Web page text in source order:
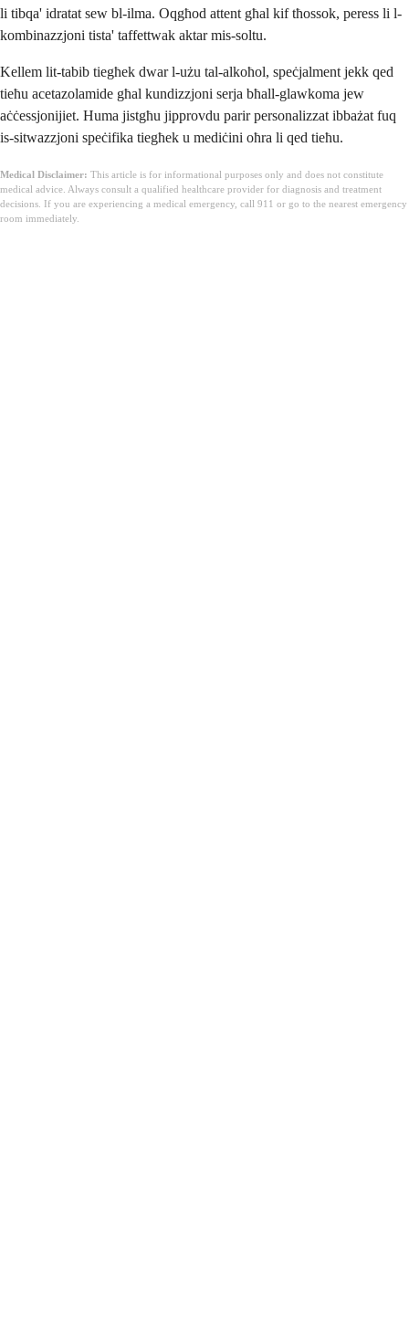
li tibqa' idratat sew bl-ilma. Oqgħod attent għal kif tħossok, peress li l-
kombinazzjoni tista' taffettwak aktar mis-soltu.
Kellem lit-tabib tiegħek dwar l-użu tal-alkoħol, speċjalment jekk qed
tieħu acetazolamide għal kundizzjoni serja bħall-glawkoma jew
aċċessjonijiet. Huma jistgħu jipprovdu parir personalizzat ibbażat fuq
is-sitwazzjoni speċifika tiegħek u mediċini oħra li qed tieħu.
Medical Disclaimer: This article is for informational purposes only and does not constitute
medical advice. Always consult a qualified healthcare provider for diagnosis and treatment
decisions. If you are experiencing a medical emergency, call 911 or go to the nearest emergency
room immediately.